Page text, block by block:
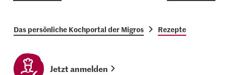
Das persönliche Kochportal der Migros Rezepte
Jetzt anmelden